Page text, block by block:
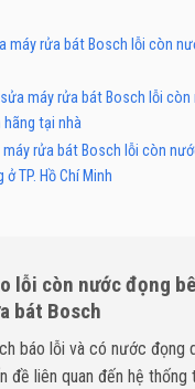
máy rửa bát Bosch lỗi còn
máy rửa bát Bosch lỗi còn
tại nhà
rửa bát Bosch lỗi còn
TP. Hồ Chí Minh
lỗi còn nước đọng
bát Bosch
báo lỗi và có nước đọng
đề liên quan đến hệ